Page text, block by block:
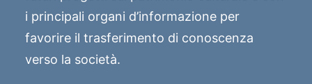
i principali organi d’informazione per
favorire il trasferimento di conoscenza
verso la società.